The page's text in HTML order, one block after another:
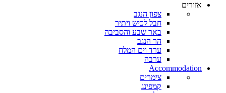
אזורים
צפון הנגב
חבל לכיש ויתיר
באר שבע והסביבה
הר הנגב
ערד וים המלח
ערבה
Accommodation
צימרים
קמפינג